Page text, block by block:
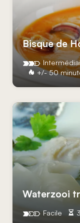
Bisque de
+/- 50
Waterzooi
Facile